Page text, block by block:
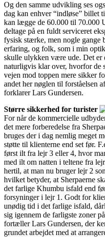
Og den samme udvikling ses
dag kan enhver “indløse” billet
kan lægge de 60.000 til 70.000
deltage på en fuldt serviceret
fysisk stærke, men nogle gange
erfaring, og folk, som i min
skulle ulykken være ude. Det er
naturligvis klar over, hvorfor de
vejen mod toppen mere sikker
andet her nøglen til forståelsen
forklarer Lars Gundersen.
Større sikkerhed for turister
For når de kommercielle
det mere forberedelse fra
bruges der i dag nemlig meget
støtte til klienterne end set før.
først ilt fra lejr 3 eller 4, hvor
med ilt om natten i teltene fra
hertil, at man nu bruger lejr 2
hvilket betyder, at Sherpaerne
det farlige Khumbu isfald end
forsyninger i lejr 1. Godt for
unødig tid i det farlige isfald,
sig igennem de farligste zoner
fortæller Lars Gundersen, der
grundet arbejdet med at